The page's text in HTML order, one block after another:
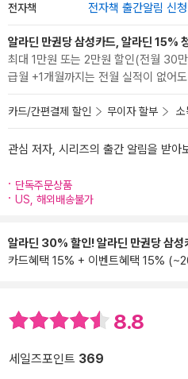
전자책 전자책 출간알림 신청
알라딘 만권당 삼성카드, 알라딘 15%
최대 1만원 또는 2만원 할인(전월 30
급월 +1개월까지는 전월 실적이 없어
카드/간편결제 할인 무이자 할부
관심 저자, 시리즈의 출간 알림을 받아
단독주문상품
US, 해외배송불가
알라딘 30% 할인! 알라딘 만권당 삼성
카드혜택 15% + 이벤트혜택 15%
8.8
세일즈포인트 369